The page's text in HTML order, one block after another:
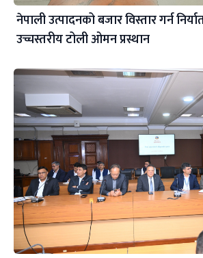
नेपाली उत्पादनको बजार विस्तार गर्न
उच्चस्तरीय टोली ओमन प्रस्थान